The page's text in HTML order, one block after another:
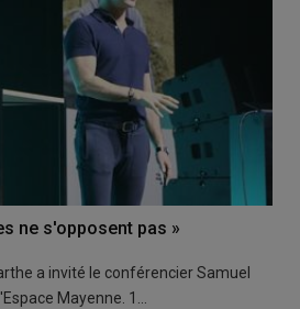
ne s'opposent pas »
a invité le conférencier Samuel
Mayenne. 1…